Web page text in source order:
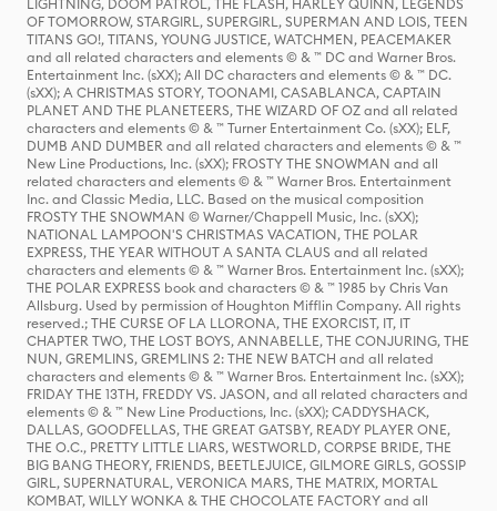
LIGHTNING, DOOM PATROL, THE FLASH, HARLEY QUINN, LEGENDS
OF TOMORROW, STARGIRL, SUPERGIRL, SUPERMAN AND LOIS, TEEN
TITANS GO!, TITANS, YOUNG JUSTICE, WATCHMEN, PEACEMAKER
and all related characters and elements © & ™ DC and Warner Bros.
Entertainment Inc. (sXX); All DC characters and elements © & ™ DC.
(sXX); A CHRISTMAS STORY, TOONAMI, CASABLANCA, CAPTAIN
PLANET AND THE PLANETEERS, THE WIZARD OF OZ and all related
characters and elements © & ™ Turner Entertainment Co. (sXX); ELF,
DUMB AND DUMBER and all related characters and elements © & ™
New Line Productions, Inc. (sXX); FROSTY THE SNOWMAN and all
related characters and elements © & ™ Warner Bros. Entertainment
Inc. and Classic Media, LLC. Based on the musical composition
FROSTY THE SNOWMAN © Warner/Chappell Music, Inc. (sXX);
NATIONAL LAMPOON'S CHRISTMAS VACATION, THE POLAR
EXPRESS, THE YEAR WITHOUT A SANTA CLAUS and all related
characters and elements © & ™ Warner Bros. Entertainment Inc. (sXX);
THE POLAR EXPRESS book and characters © & ™ 1985 by Chris Van
Allsburg. Used by permission of Houghton Mifflin Company. All rights
reserved.; THE CURSE OF LA LLORONA, THE EXORCIST, IT, IT
CHAPTER TWO, THE LOST BOYS, ANNABELLE, THE CONJURING, THE
NUN, GREMLINS, GREMLINS 2: THE NEW BATCH and all related
characters and elements © & ™ Warner Bros. Entertainment Inc. (sXX);
FRIDAY THE 13TH, FREDDY VS. JASON, and all related characters and
elements © & ™ New Line Productions, Inc. (sXX); CADDYSHACK,
DALLAS, GOODFELLAS, THE GREAT GATSBY, READY PLAYER ONE,
THE O.C., PRETTY LITTLE LIARS, WESTWORLD, CORPSE BRIDE, THE
BIG BANG THEORY, FRIENDS, BEETLEJUICE, GILMORE GIRLS, GOSSIP
GIRL, SUPERNATURAL, VERONICA MARS, THE MATRIX, MORTAL
KOMBAT, WILLY WONKA & THE CHOCOLATE FACTORY and all